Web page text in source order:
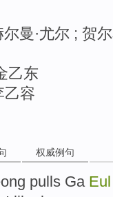
尔曼·尤尔 ; 贺
乙东
乙容
权威例句
pulls Ga Eul